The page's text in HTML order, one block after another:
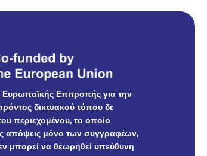
Ευρωπαϊκής Επιτροπής για την
δικτυακού τόπου δε
περιεχομένου, το οποίο
απόψεις μόνο των συγγραφέων,
μπορεί να θεωρηθεί υπεύθυνη